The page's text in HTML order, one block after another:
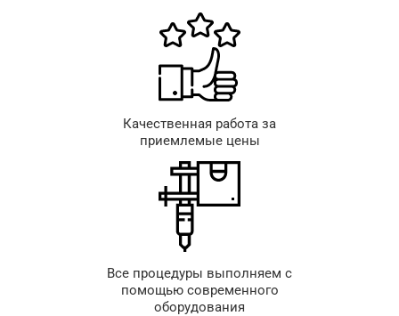
Качественная работа за
приемлемые цены
Все процедуры выполняем с
помощью современного
оборудования